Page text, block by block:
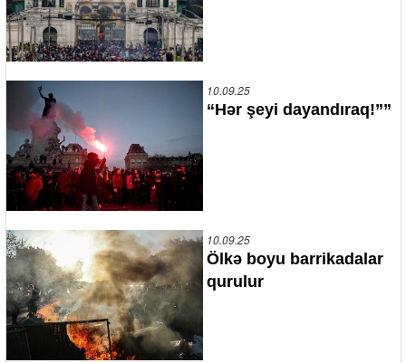
10.09.25
“Hər şeyi dayandıraq!””
10.09.25
Ölkə boyu barrikadalar
qurulur